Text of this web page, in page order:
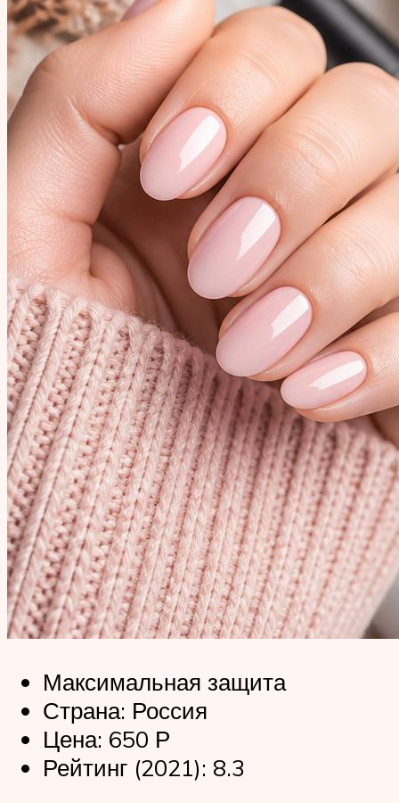
Максимальная защита
Страна: Россия
Цена: 650 Р
Рейтинг (2021): 8.3